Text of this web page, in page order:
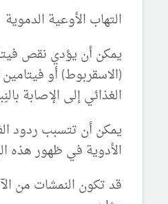
التهاب الأوعية الدموية
يمكن أن يؤدي نقص
(الاسقربوط) أو
الغذائي إلى الإصابة
يمكن أن تتسبب ردود
الأدوية في ظهور هذه
قد تكون النمشات من